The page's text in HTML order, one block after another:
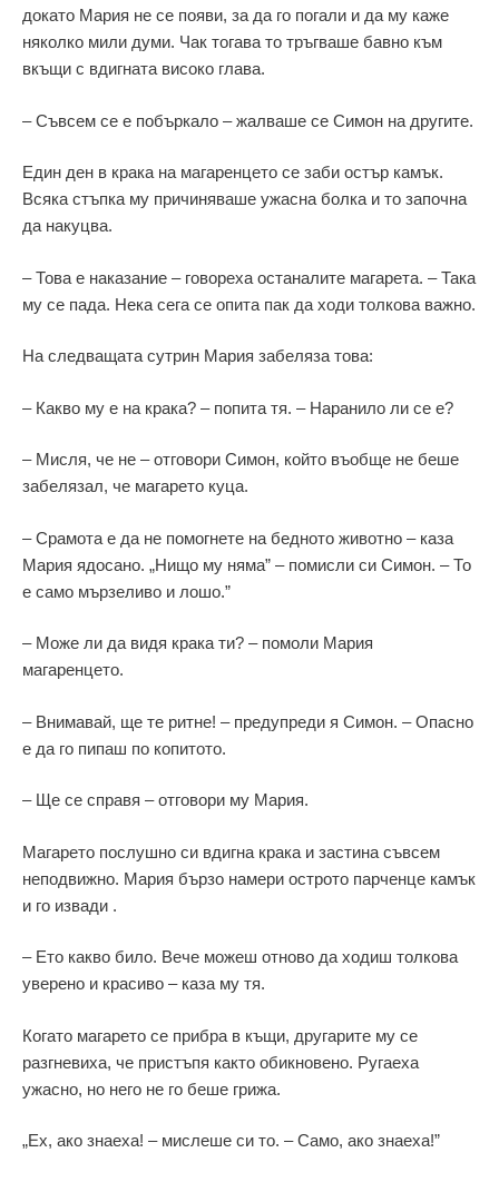
докато Мария не се появи, за да го погали и да му каже
няколко мили думи. Чак тогава то тръгваше бавно към
вкъщи с вдигната високо глава.
– Съвсем се е побъркало – жалваше се Симон на другите.
Един ден в крака на магаренцето се заби остър камък.
Всяка стъпка му причиняваше ужасна болка и то започна
да накуцва.
– Това е наказание – говореха останалите магарета. – Така
му се пада. Нека сега се опита пак да ходи толкова важно.
На следващата сутрин Мария забеляза това:
– Какво му е на крака? – попита тя. – Наранило ли се е?
– Мисля, че не – отговори Симон, който въобще не беше
забелязал, че магарето куца.
– Срамота е да не помогнете на бедното животно – каза
Мария ядосано. „Нищо му няма” – помисли си Симон. – То
е само мързеливо и лошо.”
– Може ли да видя крака ти? – помоли Мария
магаренцето.
– Внимавай, ще те ритне! – предупреди я Симон. – Опасно
е да го пипаш по копитото.
– Ще се справя – отговори му Мария.
Магарето послушно си вдигна крака и застина съвсем
неподвижно. Мария бързо намери острото парченце камък
и го извади .
– Ето какво било. Вече можеш отново да ходиш толкова
уверено и красиво – каза му тя.
Когато магарето се прибра в къщи, другарите му се
разгневиха, че пристъпя както обикновено. Ругаеха
ужасно, но него не го беше грижа.
„Ех, ако знаеха! – мислеше си то. – Само, ако знаеха!”